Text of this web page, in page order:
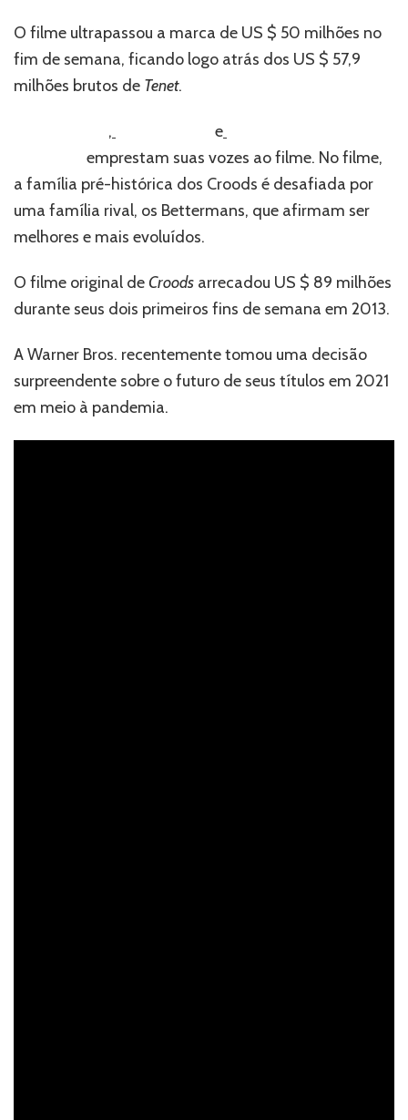
O filme ultrapassou a marca de US $ 50 milhões no
fim de semana, ficando logo atrás dos US $ 57,9
milhões brutos de Tenet.
, e
emprestam suas vozes ao filme. No filme,
a família pré-histórica dos Croods é desafiada por
uma família rival, os Bettermans, que afirmam ser
melhores e mais evoluídos.
O filme original deCroods arrecadou US $ 89 milhões
durante seus dois primeiros fins de semana em 2013.
A Warner Bros. recentemente tomou uma decisão
surpreendente sobre o futuro de seus títulos em 2021
em meio à pandemia.